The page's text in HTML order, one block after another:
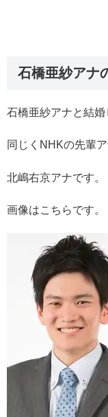
石橋亜紗アナ
石橋亜紗アナと結婚
同じくNHKの先輩ア
北嶋右京アナです。
画像はこちらです。